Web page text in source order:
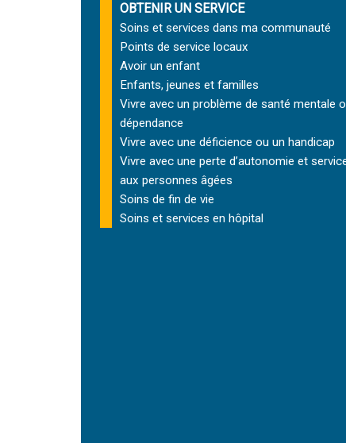
OBTENIR UN SERVICE
Soins et services dans ma communauté
Points de service locaux
Avoir un enfant
Enfants, jeunes et familles
Vivre avec un problème de santé mentale
dépendance
Vivre avec une déficience ou un handicap
Vivre avec une perte d’autonomie et
aux personnes âgées
Soins de fin de vie
Soins et services en hôpital